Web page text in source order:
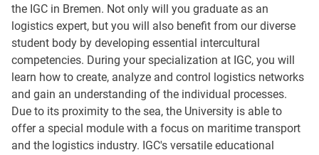
the IGC in Bremen. Not only will you graduate as an
logistics expert, but you will also benefit from our diverse
student body by developing essential intercultural
competencies. During your specialization at IGC, you will
learn how to create, analyze and control logistics networks
and gain an understanding of the individual processes.
Due to its proximity to the sea, the University is able to
offer a special module with a focus on maritime transport
and the logistics industry. IGC's versatile educational